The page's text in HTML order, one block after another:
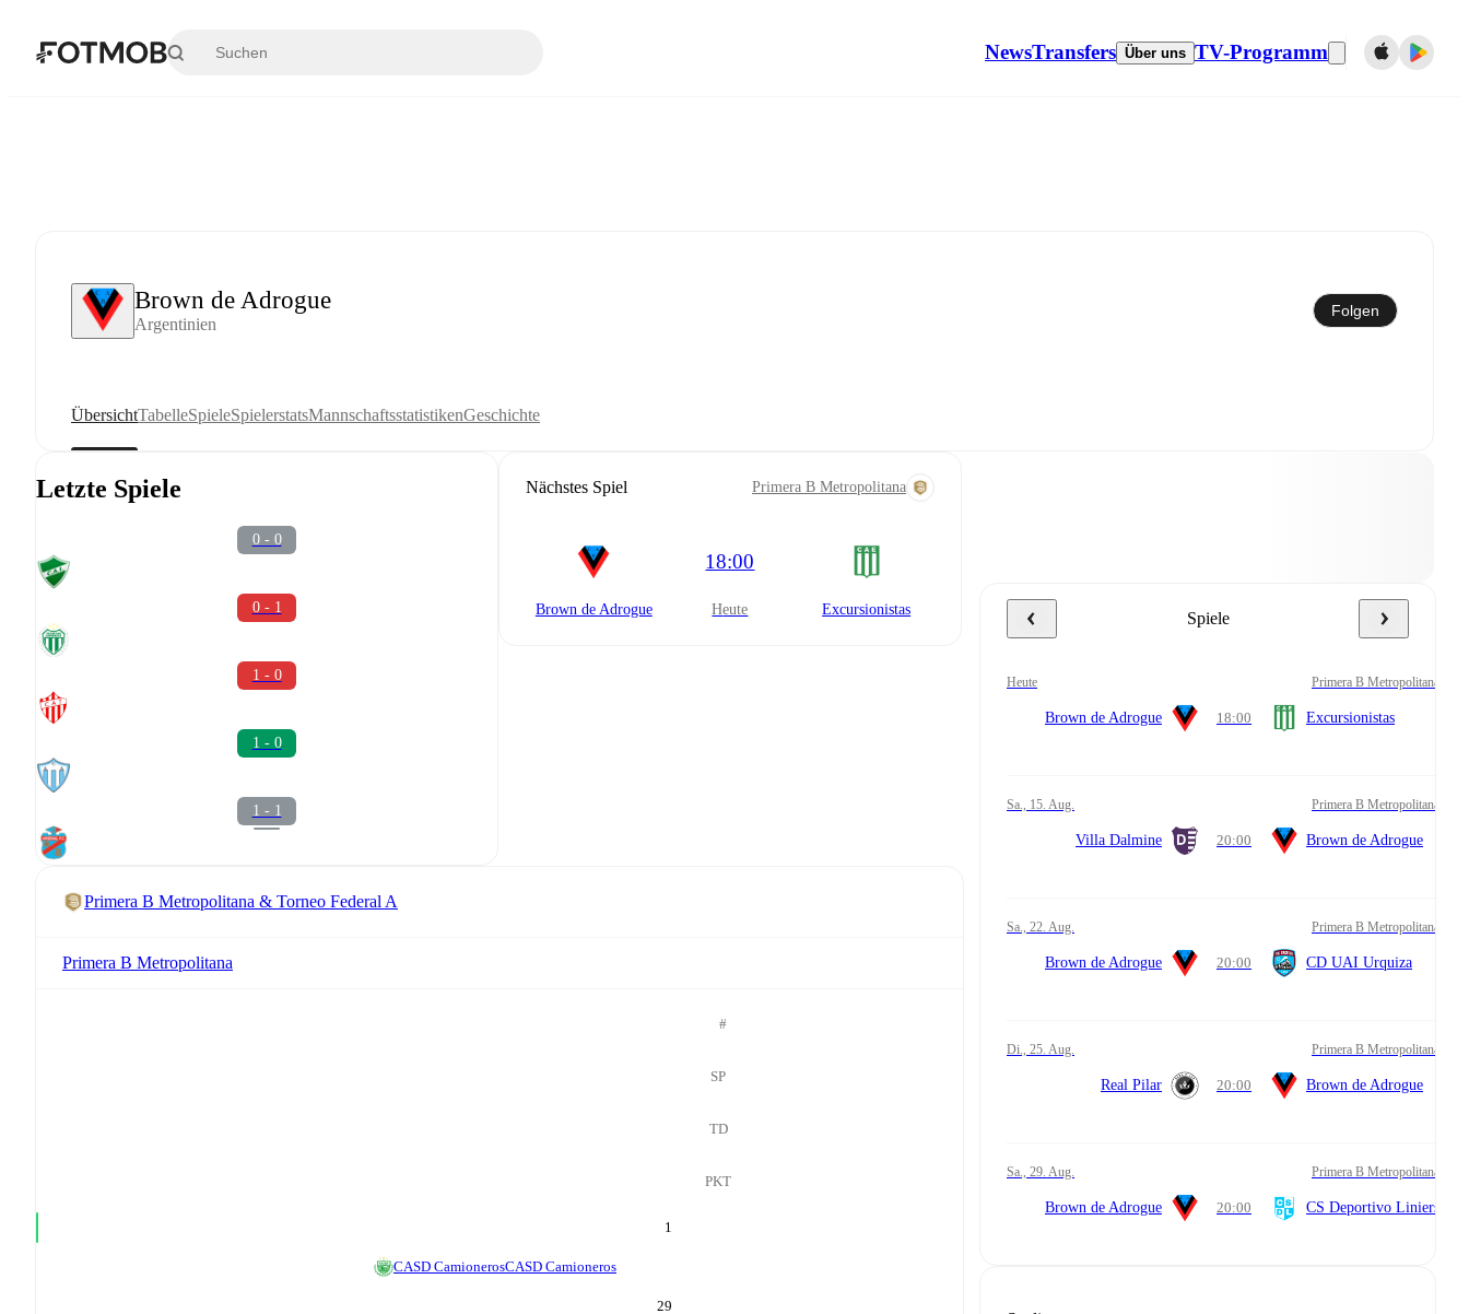
NewsTransfers Über uns TV-Programm
Brown de Adrogue
Argentinien
Folgen
ÜbersichtTabelleSpieleSpielerstatsMannschaftsstatistikenGeschichte
Letzte Spiele
0 - 0
0 - 1
1 - 0
1 - 0
1 - 1
Nächstes Spiel Primera B Metropolitana
Brown de Adrogue
18:00
heute Excursionistas
Primera B Metropolitana & Torneo Federal A
Primera B Metropolitana
#
SP
TD
PKT
1
CASD CamionerosCASD Camioneros
29
Spiele
heute Primera B Metropolitana
Brown de Adrogue 18:00 Excursionistas
Sa., 15. Aug. Primera B Metropolitana
Villa Dalmine 20:00 Brown de Adrogue
Sa., 22. Aug. Primera B Metropolitana
Brown de Adrogue 20:00 CD UAI Urquiza
Di., 25. Aug. Primera B Metropolitana
Real Pilar 20:00 Brown de Adrogue
Sa., 29. Aug. Primera B Metropolitana
Brown de Adrogue 20:00 CS Deportivo Liniers